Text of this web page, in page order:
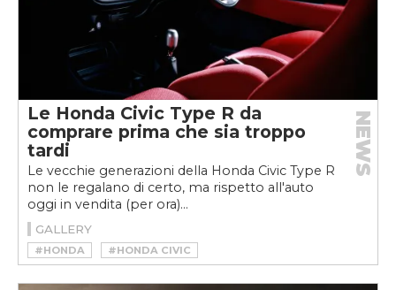
Le Honda Civic Type R da
comprare prima che sia troppo
tardi
Le vecchie generazioni della Honda Civic Type R
non le regalano di certo, ma rispetto all'auto
oggi in vendita (per ora)...
NEWS
GALLERY
#HONDA
#HONDA CIVIC
#HONDA CIVIC TYPE R